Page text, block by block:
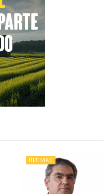
ÚLTIMAS